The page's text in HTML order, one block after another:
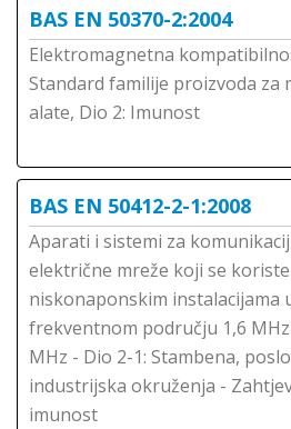
BAS EN 50370-2:2004
Elektromagnetna
Standard familije proizvoda za
alate, Dio 2: Imunost
BAS EN 50412-2-1:2008
Aparati i sistemi za
električne mreže koji se
niskonaponskim instalacijama
frekventnom području 1,6
MHz - Dio 2-1: Stambena,
industrijska okruženja -
imunost